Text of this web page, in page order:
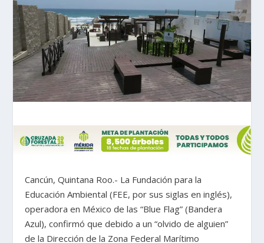
Cancún, Quintana Roo.- La Fundación para la
Educación Ambiental (FEE, por sus siglas en inglés),
operadora en México de las “Blue Flag” (Bandera
Azul), confirmó que debido a un “olvido de alguien”
de la Dirección de la Zona Federal Marítimo